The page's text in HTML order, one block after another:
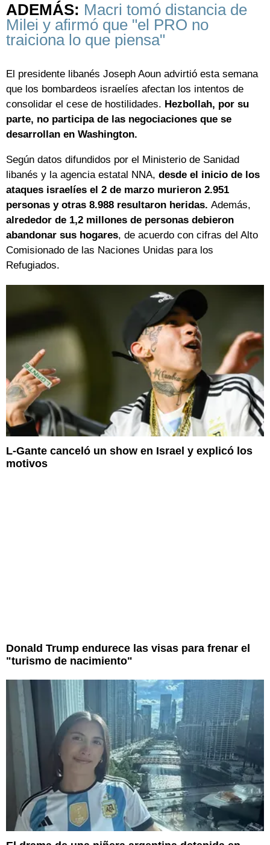
ADEMÁS: Macri tomó distancia de
Milei y afirmó que "el PRO no
traiciona lo que piensa"
El presidente libanés Joseph Aoun advirtió esta semana
que los bombardeos israelíes afectan los intentos de
consolidar el cese de hostilidades. Hezbollah, por su
parte, no participa de las negociaciones que se
desarrollan en Washington.
Según datos difundidos por el Ministerio de Sanidad
libanés y la agencia estatal NNA, desde el inicio de los
ataques israelíes el 2 de marzo murieron 2.951
personas y otras 8.988 resultaron heridas. Además,
alrededor de 1,2 millones de personas debieron
abandonar sus hogares, de acuerdo con cifras del Alto
Comisionado de las Naciones Unidas para los
Refugiados.
L-Gante canceló un show en Israel y explicó los
motivos
Donald Trump endurece las visas para frenar el
"turismo de nacimiento"